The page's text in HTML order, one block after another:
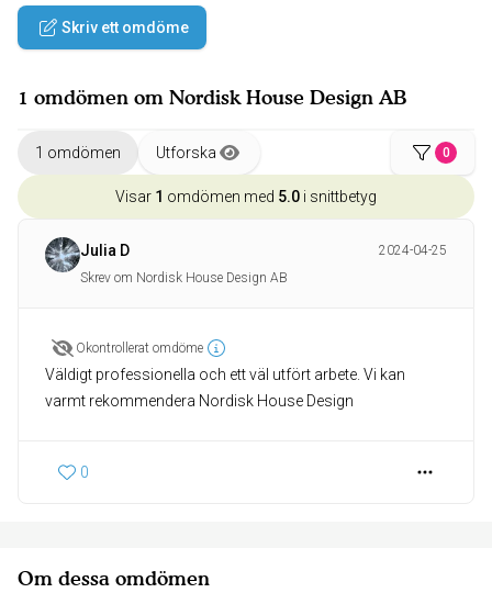
Om dessa omdömen
Skriv ett omdöme
1 omdömen om Nordisk House Design AB
1 omdömen Utforska 0
Visar 1 omdömen med 5.0 i snittbetyg
Julia D
2024-04-25
Skrev om Nordisk House Design AB
Okontrollerat omdöme
Väldigt professionella och ett väl utfört arbete. Vi kan
varmt rekommendera Nordisk House Design
0